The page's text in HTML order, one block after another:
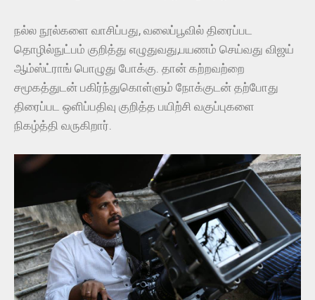
நல்ல நூல்களை வாசிப்பது, வலைப்பூவில் திரைப்பட
தொழில்நுட்பம் குறித்து எழுதுவது,பயணம் செய்வது விஜய்
ஆம்ஸ்ட்ராங் பொழுது போக்கு. தான் கற்றவற்றை
சமூகத்துடன் பகிர்ந்துகொள்ளும் நோக்குடன் தற்போது
திரைப்பட ஒளிப்பதிவு குறித்த பயிற்சி வகுப்புகளை
நிகழ்த்தி வருகிறார்.